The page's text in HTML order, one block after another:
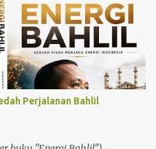
Pati ke-703 di Ruang Rapat
Kamis (6/8/26). Plt Bupati
peningkatan kualitas
ekonomi daerah, serta
pemerintah selaras
Terang Mbangun
hari jadi bukan sebatas agenda
untuk mengenang
mensyukuri
Perjalanan Bahlil